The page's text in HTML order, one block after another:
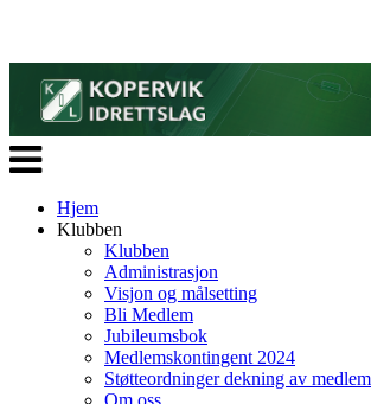
Veksle
navigasjon
Hjem
Klubben
Klubben
Administrasjon
Visjon og målsetting
Bli Medlem
Jubileumsbok
Medlemskontingent 2024
Støtteordninger dekning av
Om oss